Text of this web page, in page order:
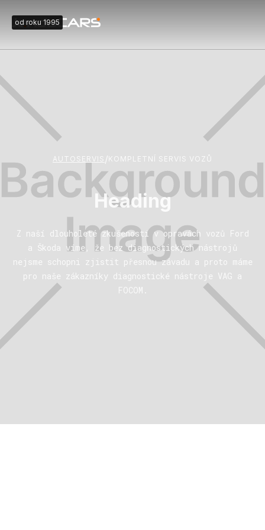
od roku 1995
AUTOSERVIS /KOMPLETNÍ SERVIS VOZŮ
Heading
Z naší dlouholeté zkušenosti v opravách vozů Ford
a Škoda víme, že bez diagnostických nástrojů
nejsme schopni zjistit přesnou závadu a proto máme
pro naše zákazníky diagnostické nástroje VAG a
FOCOM.